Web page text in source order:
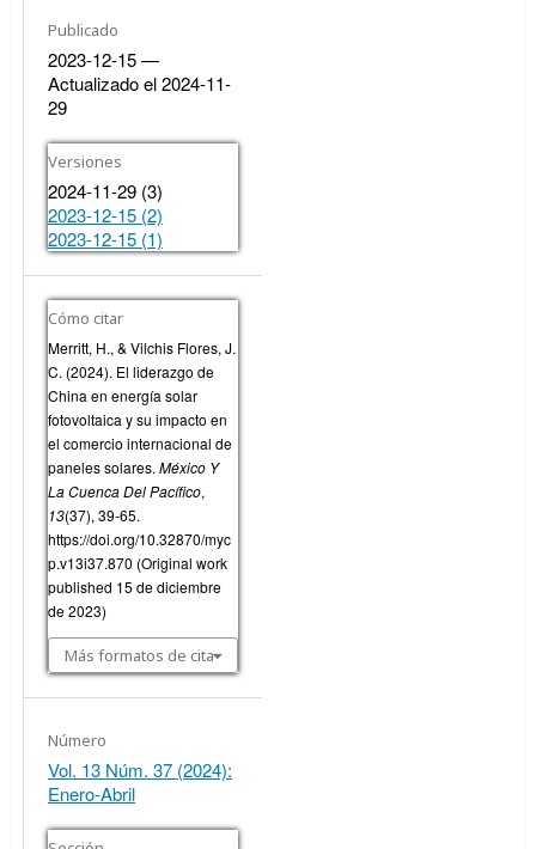
Publicado
2023-12-15 —
Actualizado el 2024-11-
29
Versiones
2024-11-29 (3)
2023-12-15 (2)
2023-12-15 (1)
Cómo citar
Merritt, H., & Vilchis Flores, J.
C. (2024). El liderazgo de
China en energía solar
fotovoltaica y su impacto en
el comercio internacional de
paneles solares. México Y
La Cuenca Del Pacífico,
13(37), 39-65.
https://doi.org/10.32870/myc
p.v13i37.870 (Original work
published 15 de diciembre
de 2023)
Más formatos de cita
Número
Vol. 13 Núm. 37 (2024):
Enero-Abril